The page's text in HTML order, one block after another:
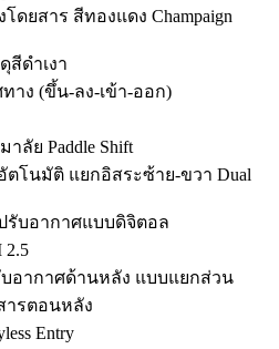
ดยสาร สีทองแดง Champaign
สีดำเงา
าง (ขึ้น-ลง-เข้า-ออก)
ลัย Paddle Shift
โนมัติ แยกอิสระซ้าย-ขวา Dual
รับอากาศแบบดิจิตอล
2.5
อากาศด้านหลัง แบบแยกส่วน
ารตอนหลัง
Entry